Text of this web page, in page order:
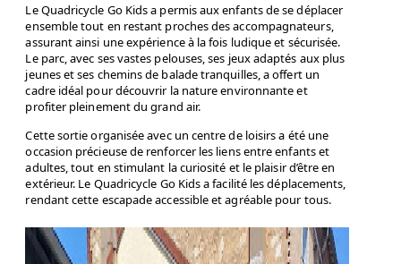
Le Quadricycle Go Kids a permis aux enfants de se déplacer
ensemble tout en restant proches des accompagnateurs,
assurant ainsi une expérience à la fois ludique et sécurisée.
Le parc, avec ses vastes pelouses, ses jeux adaptés aux plus
jeunes et ses chemins de balade tranquilles, a offert un
cadre idéal pour découvrir la nature environnante et
profiter pleinement du grand air.
Cette sortie organisée avec un centre de loisirs a été une
occasion précieuse de renforcer les liens entre enfants et
adultes, tout en stimulant la curiosité et le plaisir d’être en
extérieur. Le Quadricycle Go Kids a facilité les déplacements,
rendant cette escapade accessible et agréable pour tous.